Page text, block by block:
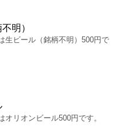
明）
生ビール（銘柄不明）500円で
オリオンビール500円です。